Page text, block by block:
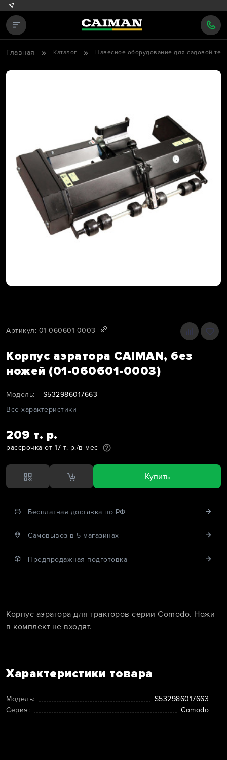
Главная Каталог Навесное оборудование для садовой
Артикул: 01-060601-0003
Корпус аэратора CAIMAN, без
ножей (01-060601-0003)
Модель:
S532986017663
Все характеристики
209 т. р.
рассрочка от 17 т. р./в мес
Купить
Бесплатная доставка по РФ
Cамовывоз в 5 магазинах
Предпродажная подготовка
Корпус аэратора для тракторов серии Comodo. Ножи
в комплект не входят.
Характеристики товара
Модель:
S532986017663
Серия:
Comodo